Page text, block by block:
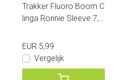
Trakker Fluoro Boom C
linga Ronnie Sleeve 7,5
EUR 5,99
Vergelijk